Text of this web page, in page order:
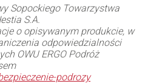
Sopockiego Towarzystwa
S.A.
o opisywanym produkcie, w
odpowiedzialności
OWU ERGO Podróż
podrozy